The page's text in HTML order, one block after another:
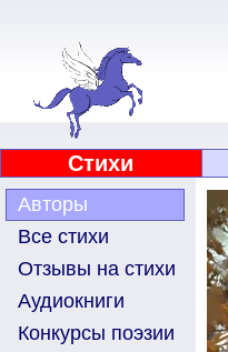
Стихи
Авторы
Все стихи
Отзывы на стихи
Аудиокниги
Конкурсы поэзии